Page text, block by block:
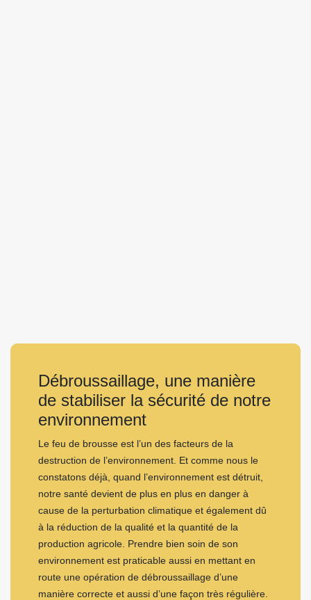
Débroussaillage, une manière
de stabiliser la sécurité de notre
environnement
Le feu de brousse est l’un des facteurs de la
destruction de l’environnement. Et comme nous le
constatons déjà, quand l’environnement est détruit,
notre santé devient de plus en plus en danger à
cause de la perturbation climatique et également dû
à la réduction de la qualité et la quantité de la
production agricole. Prendre bien soin de son
environnement est praticable aussi en mettant en
route une opération de débroussaillage d’une
manière correcte et aussi d’une façon très régulière.